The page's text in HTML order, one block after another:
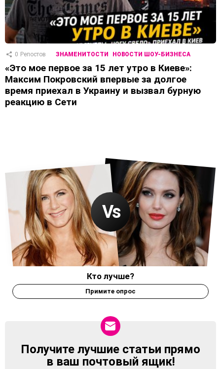
0 Репостов ЗНАМЕНИТОСТИ НОВОСТИ ШОУ-БИЗНЕСА
«Это мое первое за 15 лет утро в Киеве»:
Максим Покровский впервые за долгое
время приехал в Украину и вызвал бурную
реакцию в Сети
Кто лучше?
Примите опрос
NEWSLETTER
Получите лучшие статьи прямо
в ваш почтовый ящик!